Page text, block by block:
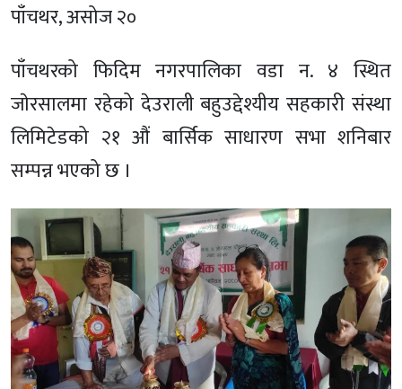
पाँचथर, असोज २०
पाँचथरको फिदिम नगरपालिका वडा न. ४ स्थित
जाेरसालमा रहेको देउराली बहुउद्देश्यीय सहकारी संस्था
लिमिटेडको २१ औं बार्सिक साधारण सभा शनिबार
सम्पन्न भएको छ ।